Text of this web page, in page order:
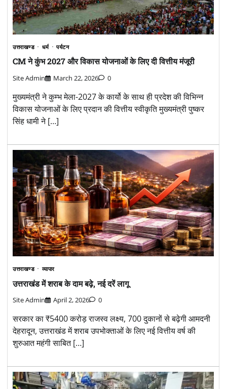
उत्तराखण्ड धर्म पर्यटन
CM ने कुंभ 2027 और विकास योजनाओं के लिए दी वित्तीय मंजूरी
Site Admin March 22, 2026 0
मुख्यमंत्री ने कुम्भ मेला-2027 के कार्यो के साथ ही प्रदेश की विभिन्न
विकास योजनाओं के लिए प्रदान की वित्तीय स्वीकृति मुख्यमंत्री पुष्कर
सिंह धामी ने […]
उत्तराखण्ड व्यापार
उत्तराखंड में शराब के दाम बढ़े, नई दरें लागू
Site Admin April 2, 2026 0
सरकार का ₹5400 करोड़ राजस्व लक्ष्य, 700 दुकानों से बढ़ेगी आमदनी
देहरादून, उत्तराखंड में शराब उपभोक्ताओं के लिए नई वित्तीय वर्ष की
शुरुआत महंगी साबित […]